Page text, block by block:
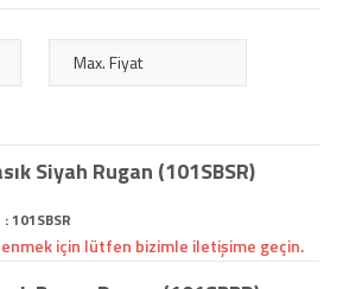
Siyah Rugan (101SBSR)
101SBSR
için lütfen bizimle iletişime geçin.